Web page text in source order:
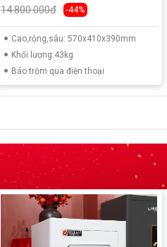
14.800.000đ -44%
Cao,rộng,sâu: 570x410x390mm
Khối lượng:43kg
Báo trộm qua điện thoại